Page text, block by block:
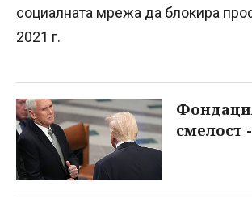
социалната мрежа да блокира
2021 г.
смелост